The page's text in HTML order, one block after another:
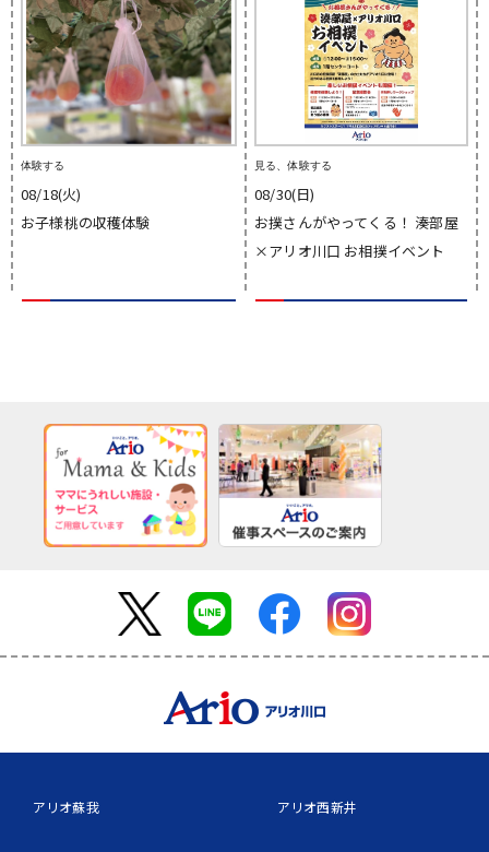
体験する
08/18(火)
お子様桃の収穫体験
見る、体験する
08/30(日)
お撲さんがやってくる！ 湊部屋
×アリオ川口 お相撲イベント
アリオ蘇我 アリオ西新井